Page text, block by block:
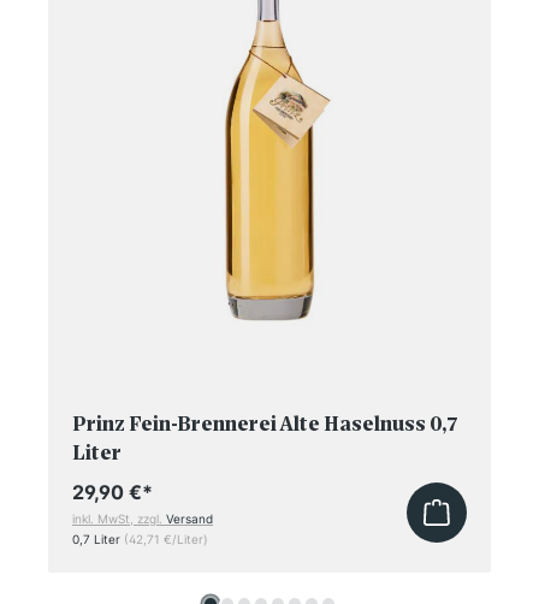
Prinz Fein-Brennerei Alte Haselnuss 0,7
Liter
29,90 €*
inkl. MwSt, zzgl. Versand
0,7 Liter (42,71 €/Liter)